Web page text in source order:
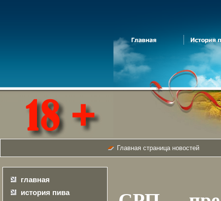
Главная страница новостей
главная
история пива